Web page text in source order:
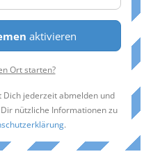
aktivieren
Ort starten?
jederzeit abmelden und
nützliche Informationen zu
.